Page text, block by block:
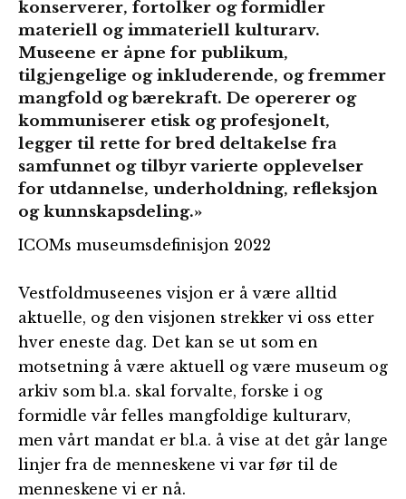
konserverer, fortolker og formidler
materiell og immateriell kulturarv.
Museene er åpne for publikum,
tilgjengelige og inkluderende, og fremmer
mangfold og bærekraft. De opererer og
kommuniserer etisk og profesjonelt,
legger til rette for bred deltakelse fra
samfunnet og tilbyr varierte opplevelser
for utdannelse, underholdning, refleksjon
og kunnskapsdeling.»
ICOMs museumsdefinisjon 2022
Vestfoldmuseenes visjon er å være alltid
aktuelle, og den visjonen strekker vi oss etter
hver eneste dag. Det kan se ut som en
motsetning å være aktuell og være museum og
arkiv som bl.a. skal forvalte, forske i og
formidle vår felles mangfoldige kulturarv,
men vårt mandat er bl.a. å vise at det går lange
linjer fra de menneskene vi var før til de
menneskene vi er nå.